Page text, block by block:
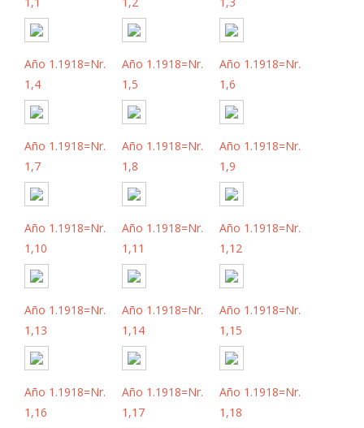
Año 1.1918=Nr.
1,4
Año 1.1918=Nr.
1,5
Año 1.1918=Nr.
1,6
Año 1.1918=Nr.
1,7
Año 1.1918=Nr.
1,8
Año 1.1918=Nr.
1,9
Año 1.1918=Nr.
1,10
Año 1.1918=Nr.
1,11
Año 1.1918=Nr.
1,12
Año 1.1918=Nr.
1,13
Año 1.1918=Nr.
1,14
Año 1.1918=Nr.
1,15
Año 1.1918=Nr.
1,16
Año 1.1918=Nr.
1,17
Año 1.1918=Nr.
1,18